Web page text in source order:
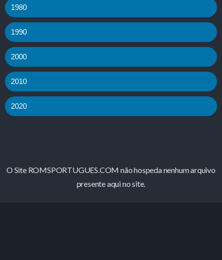
1980
1990
2000
2010
2020
O Site ROMSPORTUGUES.COM não hospeda nenhum arquivo
presente aqui no site.